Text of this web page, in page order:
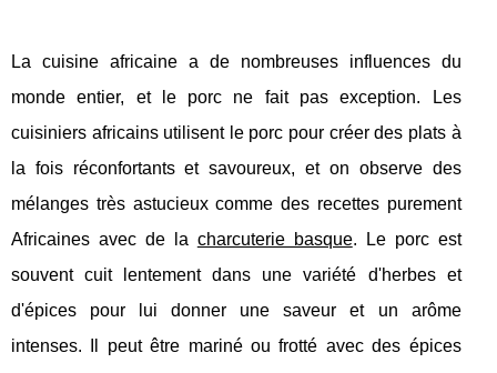
La cuisine africaine a de nombreuses influences du
monde entier, et le porc ne fait pas exception. Les
cuisiniers africains utilisent le porc pour créer des plats à
la fois réconfortants et savoureux, et on observe des
mélanges très astucieux comme des recettes purement
Africaines avec de la charcuterie basque. Le porc est
souvent cuit lentement dans une variété d'herbes et
d'épices pour lui donner une saveur et un arôme
intenses. Il peut être mariné ou frotté avec des épices